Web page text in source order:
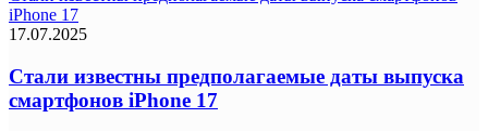
iPhone 17
17.07.2025
Стали известны предполагаемые даты выпуска
смартфонов iPhone 17